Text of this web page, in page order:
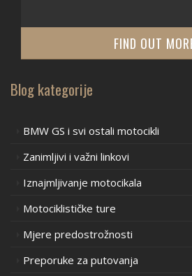
FIND OUT
Blog kategorije
BMW GS i svi ostali motocikli
Zanimljivi i važni linkovi
Iznajmljivanje motocikala
Motociklističke ture
Mjere predostrožnosti
Preporuke za putovanja